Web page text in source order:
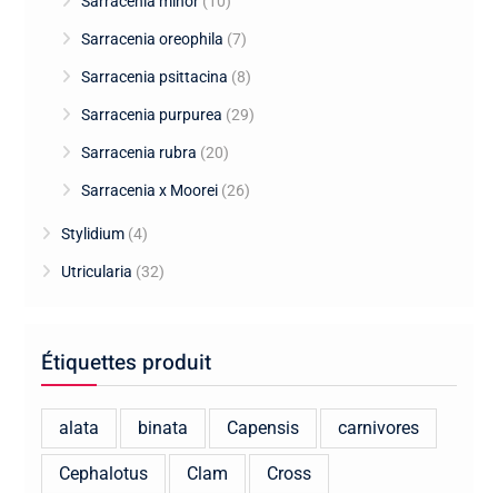
Sarracenia oreophila (7)
Sarracenia psittacina (8)
Sarracenia purpurea (29)
Sarracenia rubra (20)
Sarracenia x Moorei (26)
Stylidium (4)
Utricularia (32)
Étiquettes produit
alata binata Capensis carnivores
Cephalotus Clam Cross